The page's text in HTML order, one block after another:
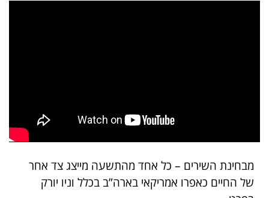
מבחינת השירים – כל אחד מהתשעה מייצג צד אחר
של החיים כאפרו אמריקאי בארה”ב בכלל וניו יורק